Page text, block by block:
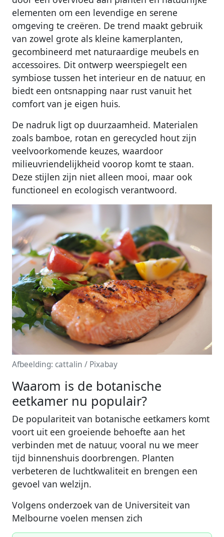
elementen om een levendige en serene
omgeving te creëren. De trend maakt gebruik
van zowel grote als kleine kamerplanten,
gecombineerd met naturaardige meubels en
accessoires. Dit ontwerp weerspiegelt een
symbiose tussen het interieur en de natuur, en
biedt een ontsnapping naar rust vanuit het
comfort van je eigen huis.
De nadruk ligt op duurzaamheid. Materialen
zoals bamboe, rotan en gerecycled hout zijn
veelvoorkomende keuzes, waardoor
milieuvriendelijkheid voorop komt te staan.
Deze stijlen zijn niet alleen mooi, maar ook
functioneel en ecologisch verantwoord.
Afbeelding: cattalin / Pixabay
Waarom is de botanische
eetkamer nu populair?
De populariteit van botanische eetkamers komt
voort uit een groeiende behoefte aan het
verbinden met de natuur, vooral nu we meer
tijd binnenshuis doorbrengen. Planten
verbeteren de luchtkwaliteit en brengen een
gevoel van welzijn.
Volgens onderzoek van de Universiteit van
Melbourne voelen mensen zich